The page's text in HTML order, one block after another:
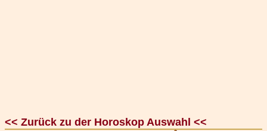
<< Zurück zu der Horoskop Auswahl <<